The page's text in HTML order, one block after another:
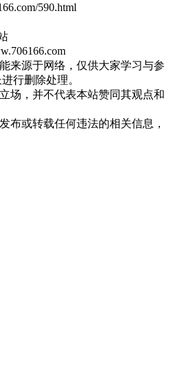
590.html
来源于网络，仅供大家学习与参
行删除处理。
场，并不代表本站赞同其观点和
布或转载任何违法的相关信息，